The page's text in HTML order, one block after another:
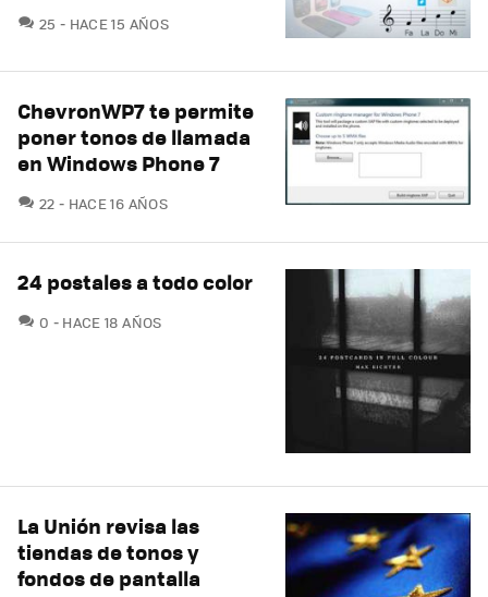
25 COMENTARIOS
HACE 15 AÑOS
ChevronWP7 te permite
poner tonos de llamada
en Windows Phone 7
22 COMENTARIOS
HACE 16 AÑOS
24 postales a todo color
0 COMENTARIOS
HACE 18 AÑOS
La Unión revisa las
tiendas de tonos y
fondos de pantalla